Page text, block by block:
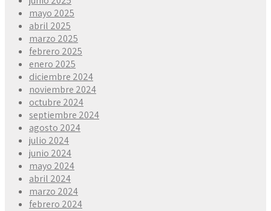
mayo 2025
abril 2025
marzo 2025
febrero 2025
enero 2025
diciembre 2024
noviembre 2024
octubre 2024
septiembre 2024
agosto 2024
julio 2024
junio 2024
mayo 2024
abril 2024
marzo 2024
febrero 2024